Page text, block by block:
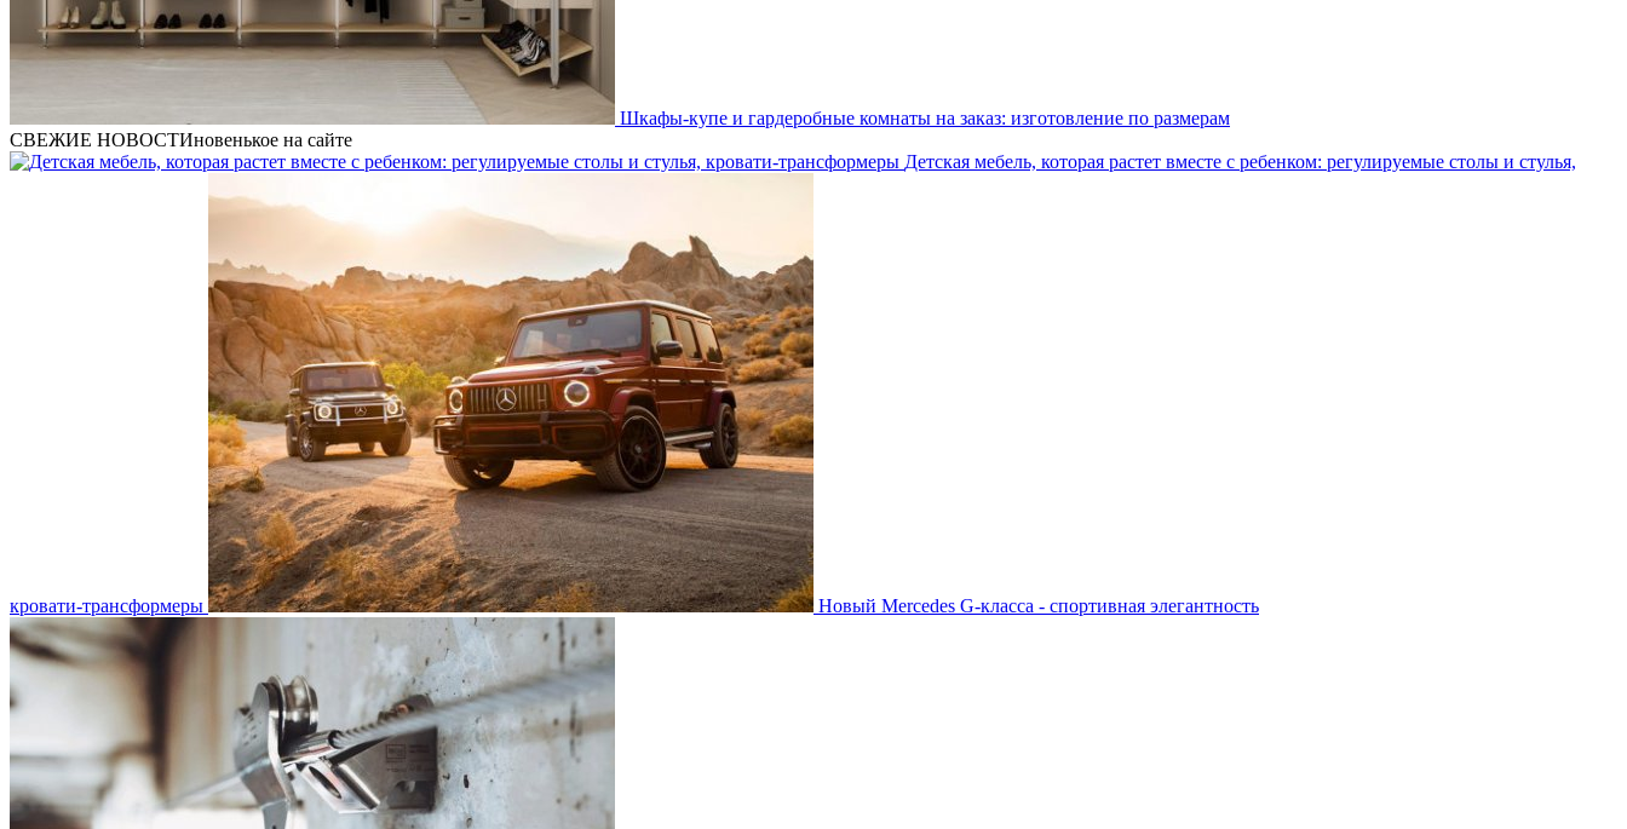
Шкафы-купе и гардеробные комнаты на заказ: изготовление по размерам
СВЕЖИЕ НОВОСТИновенькое на сайте
Детская мебель, которая растет вместе с ребенком: регулируемые столы и стулья,
кровати-трансформеры Новый Mercedes G-класса - спортивная элегантность